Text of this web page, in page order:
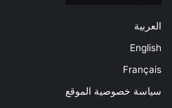
العربية
English
Français
سياسة خصوصية الموقع